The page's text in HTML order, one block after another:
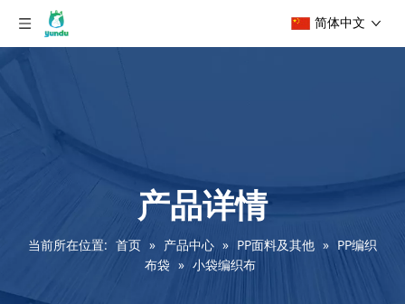
简体中文
产品详情
当前所在位置: 首页 » 产品中心 » PP面料及其他 » PP编织
布袋 » 小袋编织布